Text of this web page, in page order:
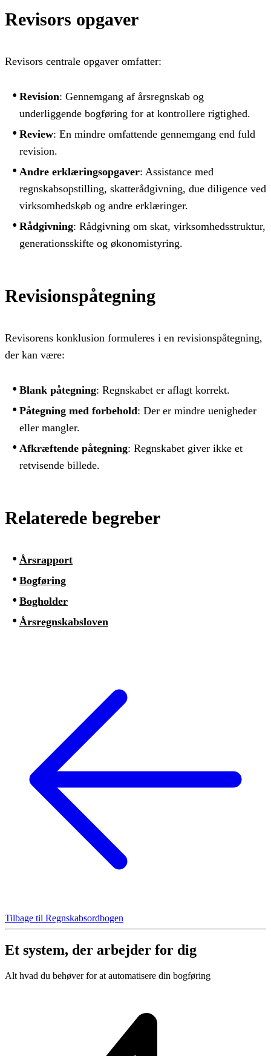
Revisors opgaver
Revisors centrale opgaver omfatter:
Revision: Gennemgang af årsregnskab og
underliggende bogføring for at kontrollere rigtighed.
Review: En mindre omfattende gennemgang end fuld
revision.
Andre erklæringsopgaver: Assistance med
regnskabsopstilling, skatterådgivning, due diligence ved
virksomhedskøb og andre erklæringer.
Rådgivning: Rådgivning om skat, virksomhedsstruktur,
generationsskifte og økonomistyring.
Revisionspåtegning
Revisorens konklusion formuleres i en revisionspåtegning,
der kan være:
Blank påtegning: Regnskabet er aflagt korrekt.
Påtegning med forbehold: Der er mindre uenigheder
eller mangler.
Afkræftende påtegning: Regnskabet giver ikke et
retvisende billede.
Relaterede begreber
Årsrapport
Bogføring
Bogholder
Årsregnskabsloven
Tilbage til Regnskabsordbogen
Et system, der arbejder for dig
Alt hvad du behøver for at automatisere din bogføring